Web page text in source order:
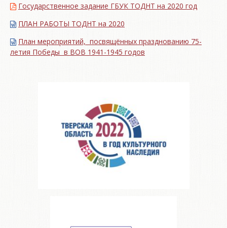
Государственное задание ГБУК ТОДНТ на 2020 год
ПЛАН РАБОТЫ ТОДНТ на 2020
План мероприятий, посвящённых празднованию 75-
летия Победы в ВОВ 1941-1945 годов